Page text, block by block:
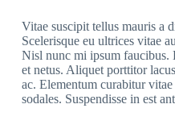
Vitae suscipit tellus mauris a
Scelerisque eu ultrices vitae
Nisl nunc mi ipsum faucibus.
et netus. Aliquet porttitor
ac. Elementum curabitur
sodales. Suspendisse in est